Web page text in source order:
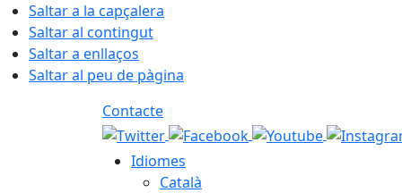
Saltar a la capçalera
Saltar al contingut
Saltar a enllaços
Saltar al peu de pàgina
Contacte
Idiomes
Català